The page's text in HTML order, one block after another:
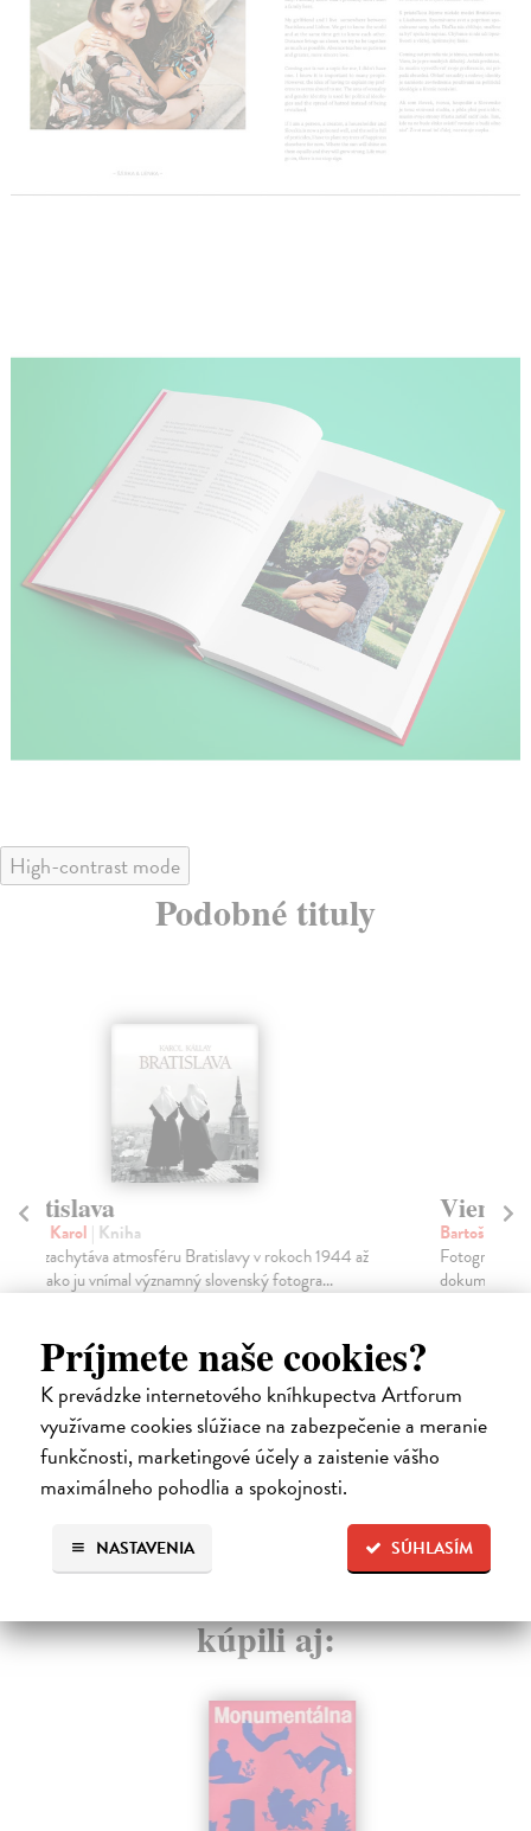
Príjmete naše cookies?
K prevádzke internetového kníhkupectva Artforum
využívame cookies slúžiace na zabezpečenie a meranie
funkčnosti, marketingové účely a zaistenie vášho
maximálneho pohodlia a spokojnosti.
SÚHLASÍM
NASTAVENIA
High-contrast mode
Podobné tituly
Viem zastaviť čas
Bartoš Juraj
Fotograf Juraj Bartoš svojským spôsobom
dokumentuje život ľudí a mesta už vyše 50 rokov.
33,47 €
34,50 €
High-contrast mode
Čitatelia s podobným vkusom si
kúpili aj: